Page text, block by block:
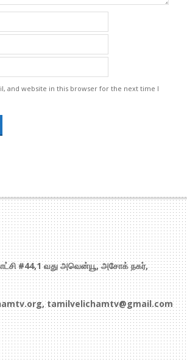
and website in this browser for the next time I
#44,1 வது அவென்யூ, அசோக் நகர்,
tamilvelichamtv@gmail.com